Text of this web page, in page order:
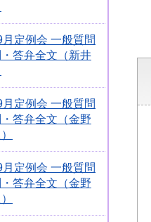
定例会 一般質問
答弁全文（新井
定例会 一般質問
答弁全文（金野
定例会 一般質問
答弁全文（金野